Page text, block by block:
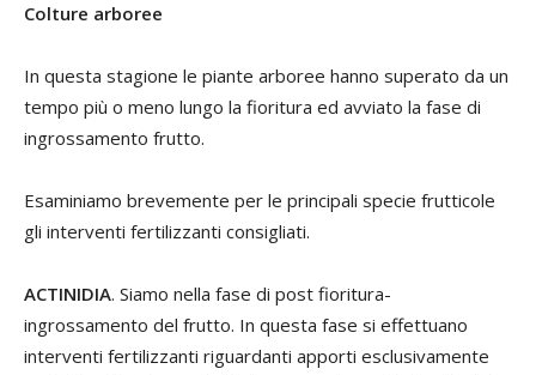
Colture arboree
In questa stagione le piante arboree hanno superato da un
tempo più o meno lungo la fioritura ed avviato la fase di
ingrossamento frutto.
Esaminiamo brevemente per le principali specie frutticole
gli interventi fertilizzanti consigliati.
ACTINIDIA. Siamo nella fase di post fioritura-
ingrossamento del frutto. In questa fase si effettuano
interventi fertilizzanti riguardanti apporti esclusivamente